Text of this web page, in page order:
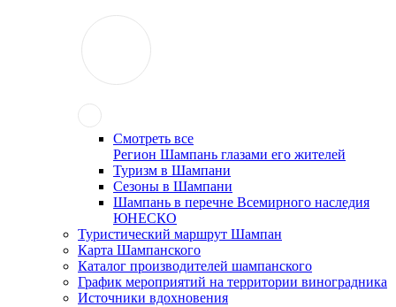
Смотреть все
Регион Шампань глазами его жителей
Туризм в Шампани
Сезоны в Шампани
Шампань в перечне Всемирного наследия
ЮНЕСКО
Туристический маршрут Шампан
Карта Шампанского
Каталог производителей шампанского
График мероприятий на территории виноградника
Источники вдохновения